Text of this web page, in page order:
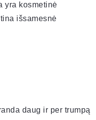
yra kosmetinė
išsamesnė
daug ir per trumpą